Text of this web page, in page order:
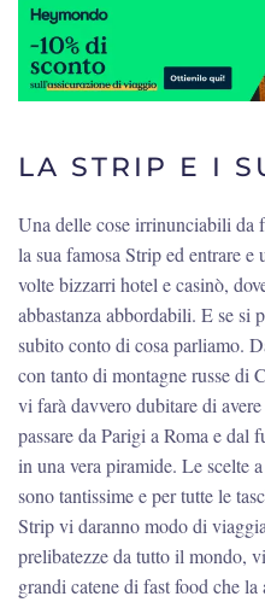
LA STRIP E I
Una delle cose irrinunciabili da
la sua famosa Strip ed entrare
volte bizzarri hotel e casinò,
abbastanza abbordabili. E se si
subito conto di cosa parliamo.
con tanto di montagne russe di
vi farà davvero dubitare di
passare da Parigi a Roma e dal
in una vera piramide. Le scelte
sono tantissime e per tutte le
Strip vi daranno modo di
prelibatezze da tutto il mondo,
grandi catene di fast food che la